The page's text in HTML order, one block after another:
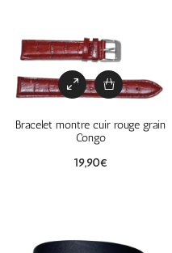
Bracelet montre cuir rouge grain
Congo
19,90€